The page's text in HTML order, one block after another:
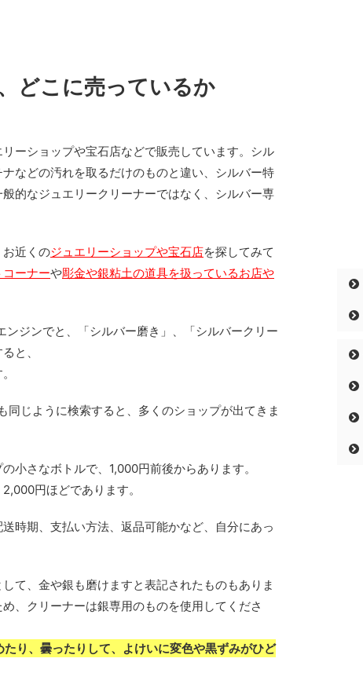
どこに売っているか
ーショップや宝石店などで販売しています。シル
などの汚れを取るだけのものと違い、シルバー特
的なジュエリークリーナーではなく、シルバー専
近くのジュエリーショップや宝石店を探してみて
ーナーや彫金や銀粘土の道具を扱っているお店や
ジンでと、「シルバー磨き」、「シルバークリー
と、
同じように検索すると、多くのショップが出てきま
小さなボトルで、1,000円前後からあります。
円ほどであります。
時期、支払い方法、返品可能かなど、自分にあっ
て、金や銀も磨けますと表記されたものもありま
、クリーナーは銀専用のものを使用してくださ
り、曇ったりして、よけいに変色や黒ずみがひど